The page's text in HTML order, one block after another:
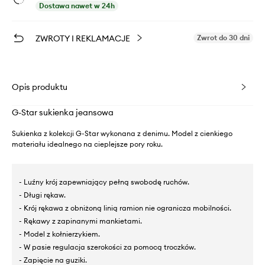
Dostawa nawet w 24h
ZWROTY I REKLAMACJE Zwrot do 30 dni
Opis produktu
G-Star sukienka jeansowa
Sukienka z kolekcji G-Star wykonana z denimu. Model z cienkiego
materiału idealnego na cieplejsze pory roku.
- Luźny krój zapewniający pełną swobodę ruchów.
- Długi rękaw.
- Krój rękawa z obniżoną linią ramion nie ogranicza mobilności.
- Rękawy z zapinanymi mankietami.
- Model z kołnierzykiem.
- W pasie regulacja szerokości za pomocą troczków.
- Zapięcie na guziki.